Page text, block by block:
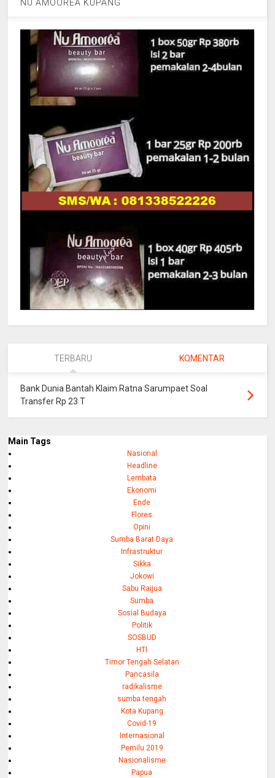
NU AMOOREA KUPANG
TERBARU KOMENTAR
Bank Dunia Bantah Klaim Ratna Sarumpaet Soal
Transfer Rp 23 T
Main Tags
Nasional
Headline
Lembata
Ekonomi
Ende
Flores
Opini
Sumba Barat Daya
Infrastruktur
Sikka
Jokowi
Sabu Raijua
Sumba
Sosial Budaya
Politik
SOSBUD
HTI
Timor Tengah Selatan
Pancasila
radikalisme
sumba tengah
Kota Kupang
Covid-19
Internasional
Pemilu 2019
Nasionalisme
Papua